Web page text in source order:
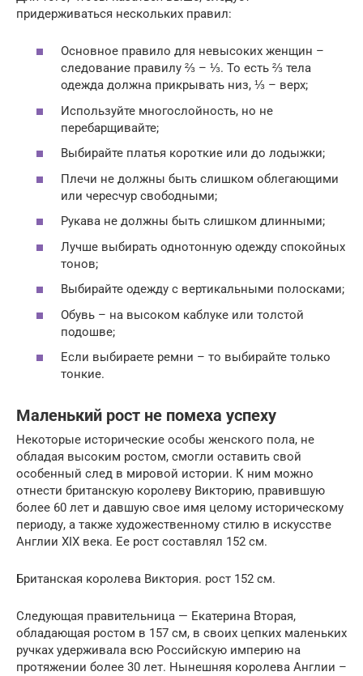
придерживаться нескольких правил:
Основное правило для невысоких женщин –
следование правилу ⅔ – ⅓. То есть ⅔ тела
одежда должна прикрывать низ, ⅓ – верх;
Используйте многослойность, но не
перебарщивайте;
Выбирайте платья короткие или до лодыжки;
Плечи не должны быть слишком облегающими
или чересчур свободными;
Рукава не должны быть слишком длинными;
Лучше выбирать однотонную одежду спокойных
тонов;
Выбирайте одежду с вертикальными полосками;
Обувь – на высоком каблуке или толстой
подошве;
Если выбираете ремни – то выбирайте только
тонкие.
Маленький рост не помеха успеху
Некоторые исторические особы женского пола, не
обладая высоким ростом, смогли оставить свой
особенный след в мировой истории. К ним можно
отнести британскую королеву Викторию, правившую
более 60 лет и давшую свое имя целому историческому
периоду, а также художественному стилю в искусстве
Англии XIX века. Ее рост составлял 152 см.
Британская королева Виктория. рост 152 см.
Следующая правительница — Екатерина Вторая,
обладающая ростом в 157 см, в своих цепких маленьких
ручках удерживала всю Российскую империю на
протяжении более 30 лет. Нынешняя королева Англии –